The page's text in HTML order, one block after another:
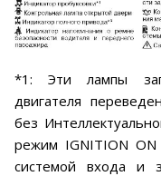
*1: Эти лампы
двигателя
без
режим IGNITION ON
системой входа и